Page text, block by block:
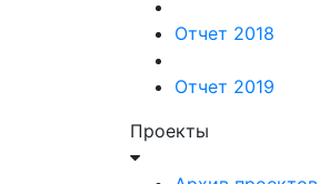
Отчет 2018
Отчет 2019
Проекты